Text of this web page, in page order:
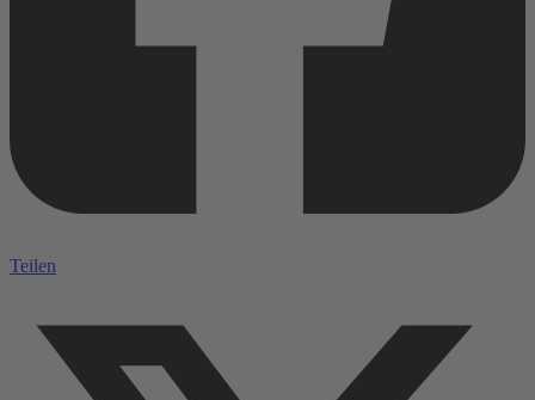
Teilen